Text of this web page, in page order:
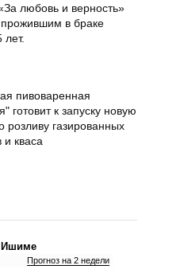
любовь и верность»
в браке
лет.
пивоваренная
готовит к запуску новую
розливу газированных
и кваса
Ишиме
Прогноз на 2 недели